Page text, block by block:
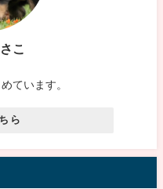
こ
ています。
ら